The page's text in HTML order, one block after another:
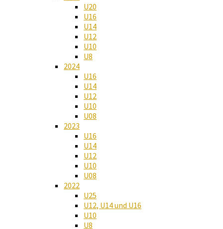
U20
U16
U14
U12
U10
U8
2024
U16
U14
U12
U10
U08
2023
U16
U14
U12
U10
U08
2022
U25
U12, U14 und U16
U10
U8